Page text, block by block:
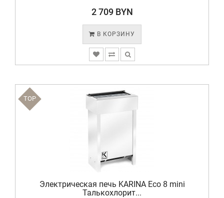
2 709 BYN
В КОРЗИНУ
TOP
Электрическая печь KARINA Eco 8 mini
Талькохлорит...